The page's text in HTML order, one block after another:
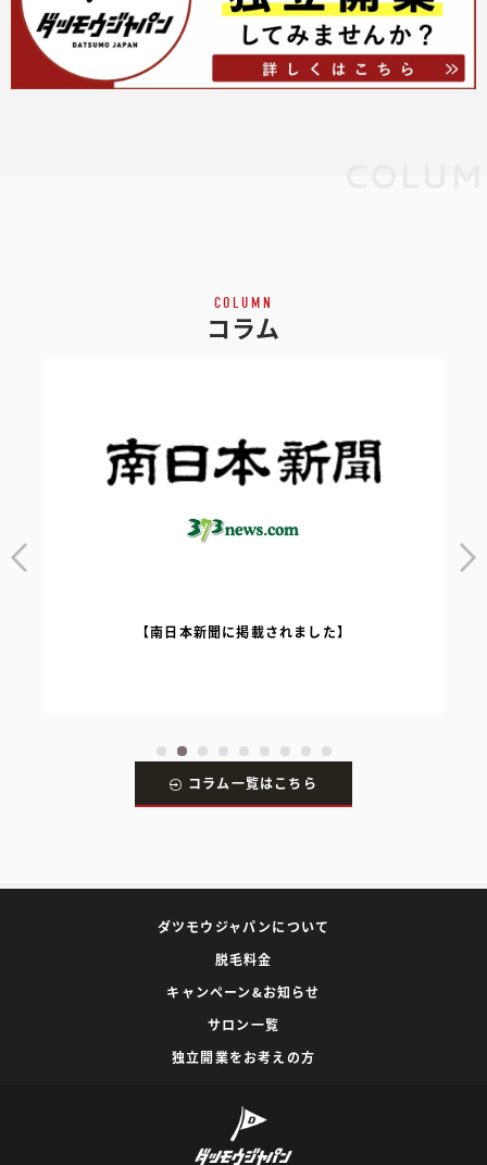
COLUMN
コラム
【南日本新聞に掲載されました】
コラム一覧はこちら
ダツモウジャパンについて
脱毛料金
キャンペーン&お知らせ
サロン一覧
独立開業をお考えの方